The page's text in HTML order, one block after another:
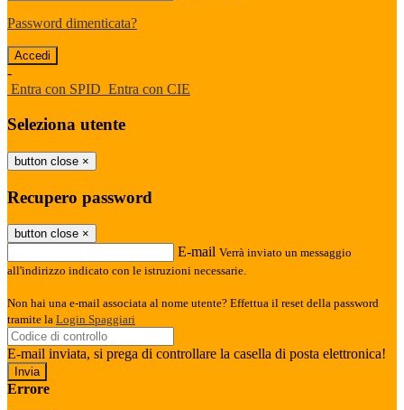
Password dimenticata?
-
Entra con SPID Entra con CIE
Seleziona utente
button close ×
Recupero password
button close ×
E-mail Verrà inviato un messaggio
all'indirizzo indicato con le istruzioni necessarie.
Non hai una e-mail associata al nome utente? Effettua il reset della password
tramite la Login Spaggiari
E-mail inviata, si prega di controllare la casella di posta elettronica!
Errore